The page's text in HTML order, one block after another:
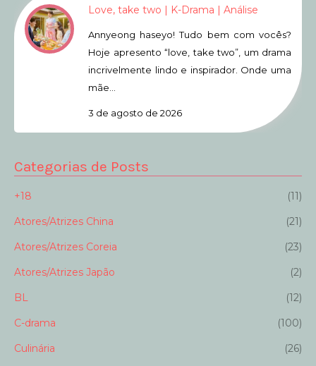
Love, take two | K-Drama | Análise
Annyeong haseyo! Tudo bem com vocês?
Hoje apresento “love, take two”, um drama
incrivelmente lindo e inspirador. Onde uma
mãe…
3 de agosto de 2026
Categorias de Posts
+18
(11)
Atores/Atrizes China
(21)
Atores/Atrizes Coreia
(23)
Atores/Atrizes Japão
(2)
BL
(12)
C-drama
(100)
Culinária
(26)